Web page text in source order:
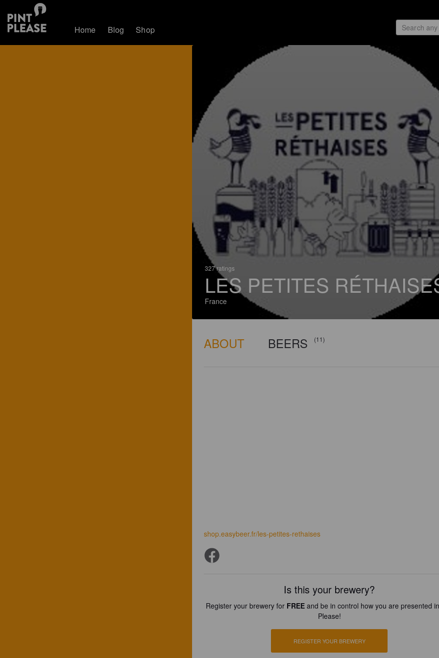
Home Blog Shop
327 ratings
LES PETITES
France
ABOUT BEERS (11)
shop.easybeer.fr/les-petites-rethaises
Is this your brewery?
Register your brewery for FREEand be in control how you are presented
Please!
REGISTER YOUR BREWERY